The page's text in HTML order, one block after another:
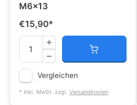
M6x13
€15,90*
Vergleichen
* Inkl. MwSt. zzgl. Versandkosten